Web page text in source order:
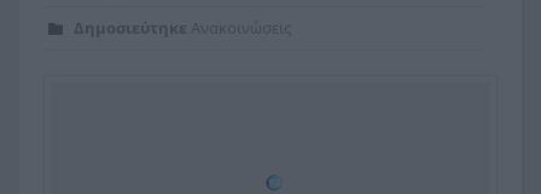
Δημοσιεύτηκε Ανακοινώσεις